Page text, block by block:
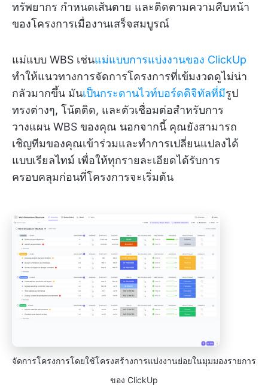
ทรัพยากร กำหนดเส้นตาย และติดตามความคืบหน้า
ของโครงการเมื่องานเสร็จสมบูรณ์
แม่แบบ WBS เช่นแม่แบบการแบ่งงานของ ClickUp
ทำให้แนวทางการจัดการโครงการที่เข้มงวดดูไม่น่า
กลัวมากขึ้น มันเป็นกระดานไวท์บอร์ดดิจิทัลที่มีรูป
ทรงต่างๆ, โน้ตติด, และตัวเชื่อมต่อสำหรับการ
วางแผน WBS ของคุณ นอกจากนี้ คุณยังสามารถ
เชิญทีมของคุณเข้าร่วมและทำการเปลี่ยนแปลงได้
แบบเรียลไทม์ เพื่อให้ทุกรายละเอียดได้รับการ
ครอบคลุมก่อนที่โครงการจะเริ่มต้น
จัดการโครงการโดยใช้โครงสร้างการแบ่งงานย่อยในมุมมองรายการ
ของ ClickUp